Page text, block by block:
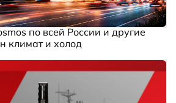
по всей России и другие
климат и холод